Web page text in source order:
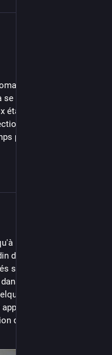
fin XIXè siècle et les
convertir à l'islam
était de se convertir au
de Rome, l'Italie
pour qu'on daigne
Khizabavra où nous
du petit market café.
sur une église
ce pays orthodoxe.
questions. Il y a
(ils restent
quelques jours plus